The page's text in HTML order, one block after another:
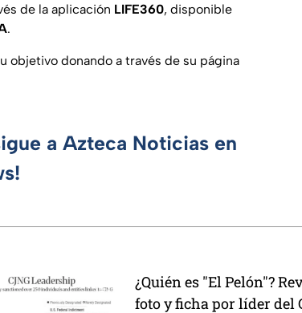
de la aplicación LIFE360, disponible
.
objetivo donando a través de su página
a Azteca Noticias en
¿Quién es "El Pelón"?
foto y ficha por líder del